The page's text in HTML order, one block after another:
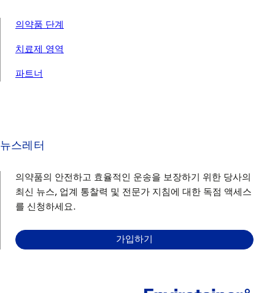
의약품 단계
치료제 영역
파트너
뉴스레터
의약품의 안전하고 효율적인 운송을 보장하기 위한 당사의
최신 뉴스, 업계 통찰력 및 전문가 지침에 대한 독점 액세스
를 신청하세요.
가입하기